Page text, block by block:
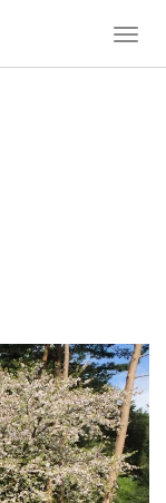
T
o
n